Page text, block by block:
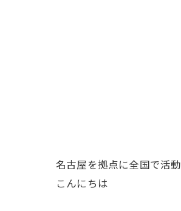
名古屋を拠点に全国で活
こんにちは